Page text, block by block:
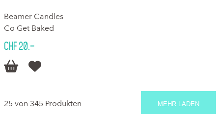
Beamer Candles
Co Get Baked
CHF 20.–
 
25 von 345 Produkten MEHR LADEN